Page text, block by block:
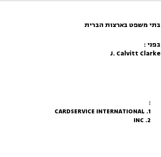
בתי משפט בארצות הברית
בפני :
J. Calvitt Clarke
:
1. CARDSERVICE INTERNATIONAL
2. INC